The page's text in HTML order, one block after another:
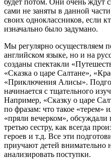
сами не заняты в данной
своих одноклассников, если
изначально было задумано.
Мы регулярно осуществляем
английском языке, но и на
созданы спектакли
«Сказка о царе Салтане»,
«Приключения Алисы».
начинается с тщательного
Например, «Сказку о царе
по фразам: что такое «терем»
«пряли вечерком»,
третью сестру, как всегда
героев и т.д. Все эти
приучают детей внимательно
анализировать поступки.